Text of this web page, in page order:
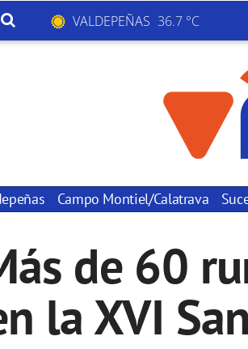
VALDEPEÑAS 36.7 °C
Campo Montiel/Calatrava
de 60
la XVI